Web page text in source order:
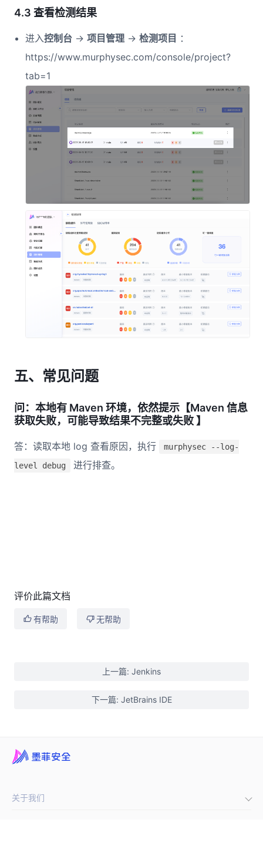
4.3 查看检测结果
进入控制台 ->项目管理 ->检测项目 ：
https://www.murphysec.com/console/project?
tab=1
五、常见问题
问：本地有 Maven 环境，依然提示【Maven 信息
获取失败，可能导致结果不完整或失败 】
答：读取本地 log 查看原因，执行
murphysec --log-
level debug
进行排查。
评价此篇文档
有帮助 无帮助
上一篇: Jenkins
下一篇: JetBrains IDE
关于我们